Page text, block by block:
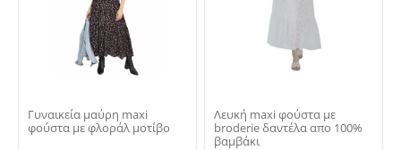
Γυναικεία μαύρη maxi
φούστα με φλοράλ μοτίβο
Λευκή maxi φούστα με
broderie δαντέλα απο 100%
βαμβάκι